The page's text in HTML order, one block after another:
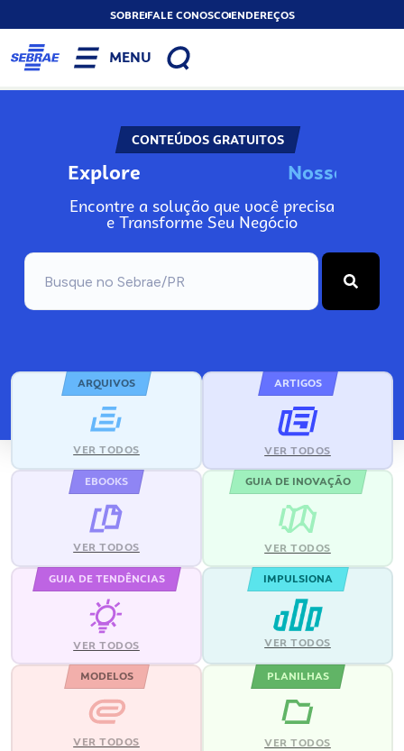
SOBREFALE CONOSCOENDEREÇOS
MENU
CONTEÚDOS GRATUITOS
Explore Nosso
Encontre a solução que você precisa
e Transforme Seu Negócio
ARQUIVOS
VER TODOS
ARTIGOS
VER TODOS
EBOOKS
VER TODOS
GUIA DE INOVAÇÃO
VER TODOS
GUIA DE TENDÊNCIAS
VER TODOS
IMPULSIONA
VER TODOS
MODELOS
VER TODOS
PLANILHAS
VER TODOS